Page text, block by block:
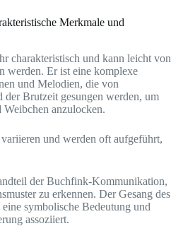
Merkmale und
charakteristisch und kann leicht von
werden. Er ist eine komplexe
und Melodien, die von
Brutzeit gesungen werden, um
anzulocken.
und werden oft aufgeführt,
der Buchfink-Kommunikation,
zu erkennen. Der Gesang des
symbolische Bedeutung und
assoziiert.